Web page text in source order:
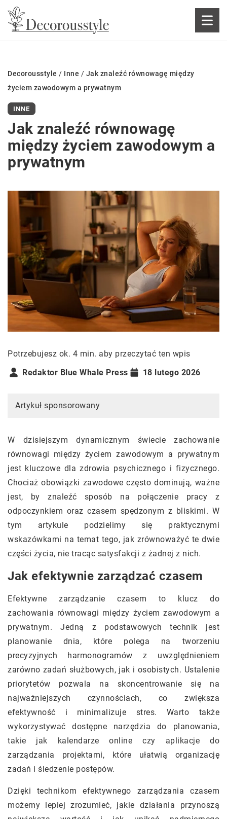
Decorousstyle / Inne / Jak znaleźć równowagę między
życiem zawodowym a prywatnym
INNE
Jak znaleźć równowagę
między życiem zawodowym a
prywatnym
Potrzebujesz ok. 4 min. aby przeczytać ten wpis
Redaktor Blue Whale Press
18 lutego 2026
Artykuł sponsorowany
W dzisiejszym dynamicznym świecie zachowanie
równowagi między życiem zawodowym a prywatnym
jest kluczowe dla zdrowia psychicznego i fizycznego.
Chociaż obowiązki zawodowe często dominują, ważne
jest, by znaleźć sposób na połączenie pracy z
odpoczynkiem oraz czasem spędzonym z bliskimi. W
tym artykule podzielimy się praktycznymi
wskazówkami na temat tego, jak zrównoważyć te dwie
części życia, nie tracąc satysfakcji z żadnej z nich.
Jak efektywnie zarządzać czasem
Efektywne zarządzanie czasem to klucz do
zachowania równowagi między życiem zawodowym a
prywatnym. Jedną z podstawowych technik jest
planowanie dnia, które polega na tworzeniu
precyzyjnych harmonogramów z uwzględnieniem
zarówno zadań służbowych, jak i osobistych. Ustalenie
priorytetów pozwala na skoncentrowanie się na
najważniejszych czynnościach, co zwiększa
efektywność i minimalizuje stres. Warto także
wykorzystywać dostępne narzędzia do planowania,
takie jak kalendarze online czy aplikacje do
zarządzania projektami, które ułatwią organizację
zadań i śledzenie postępów.
Dzięki technikom efektywnego zarządzania czasem
możemy lepiej zrozumieć, jakie działania przynoszą